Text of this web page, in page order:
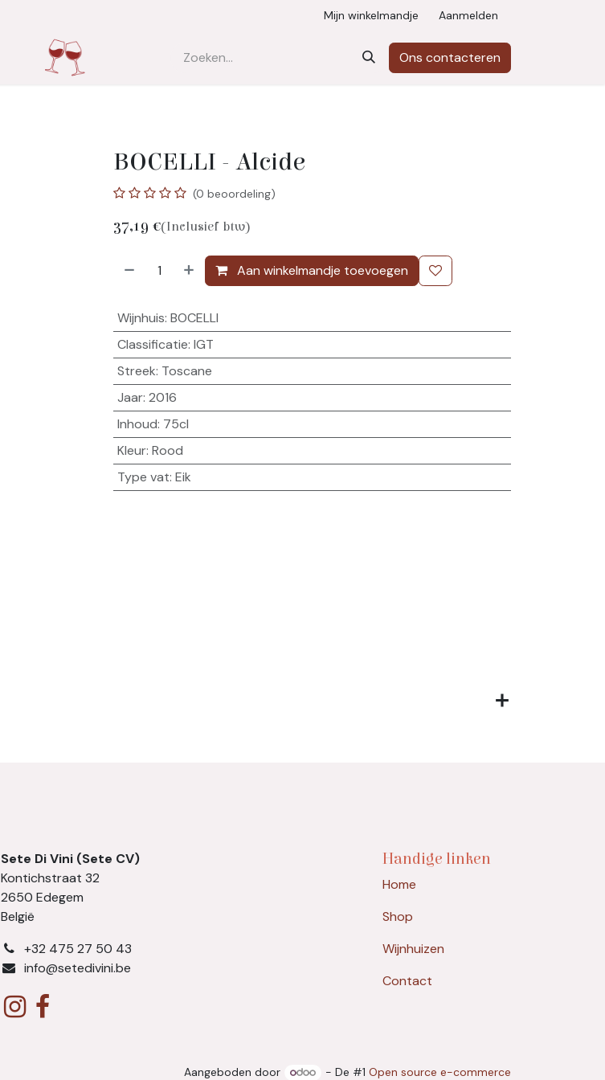
Mijn winkelmandje Aanmelden
Ons contacteren
BOCELLI - Alcide
(0 beoordeling)
37,19 €(Inclusief btw)
Aan winkelmandje toevoegen
Wijnhuis: BOCELLI
Classificatie: IGT
Streek: Toscane
Jaar: 2016
Inhoud: 75cl
Kleur: Rood
Type vat: Eik
Sete Di Vini (Sete CV)
Kontichstraat 32
2650 Edegem
België
​+32 475 27 50 43
info@setedivini.be
Handige linken
Home
Shop
Wijnhuizen
Contact
Aangeboden door - De #1 Open source e-commerce